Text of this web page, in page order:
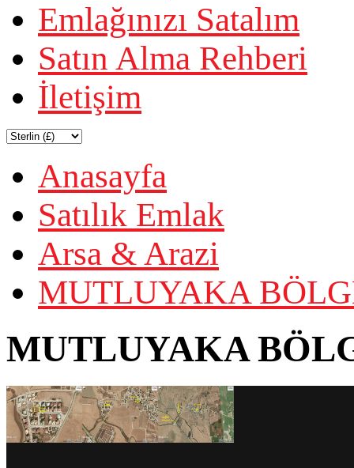
Emlağınızı Satalım
Satın Alma Rehberi
İletişim
Anasayfa
Satılık Emlak
Arsa & Arazi
MUTLUYAKA
MUTLUYAKA